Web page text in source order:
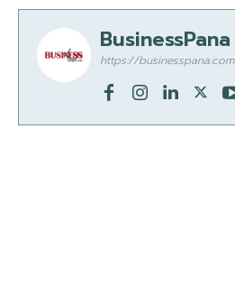
BusinessPana
https://businesspana.com